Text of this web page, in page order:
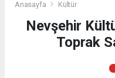
Anasayfa Kültür
Nevşehir
Toprak